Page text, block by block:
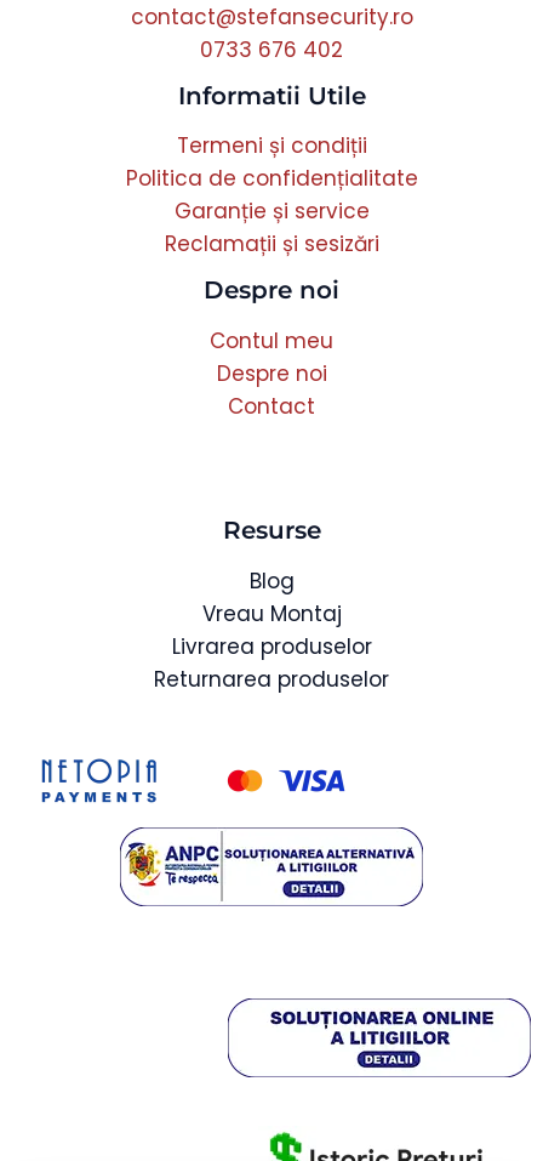
contact@stefansecurity.ro
0733 676 402
Informatii Utile
Termeni și condiții
Politica de confidențialitate
Garanție și service
Reclamații și sesizări
Despre noi
Contul meu
Despre noi
Contact
Resurse
Blog
Vreau Montaj
Livrarea produselor
Returnarea produselor